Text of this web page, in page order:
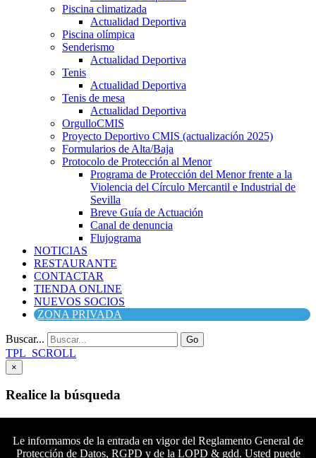
Piscina climatizada
Actualidad Deportiva
Piscina olímpica
Senderismo
Actualidad Deportiva
Tenis
Actualidad Deportiva
Tenis de mesa
Actualidad Deportiva
OrgulloCMIS
Proyecto Deportivo CMIS (actualización 2025)
Formularios de Alta/Baja
Protocolo de Protección al Menor
Programa de Protección del Menor frente a la
Violencia del Círculo Mercantil e Industrial de
Sevilla
Breve Guía de Actuación
Canal de denuncia
Flujograma
NOTICIAS
RESTAURANTE
CONTACTAR
TIENDA ONLINE
NUEVOS SOCIOS
ZONA PRIVADA
Buscar... Go
TPL_SCROLL
×
Realice la búsqueda
Buscar
Le informamos de la entrada en vigor del Reglamento General de
Protección de Datos, RGPD y de la LOPD & gdd. Usted puede